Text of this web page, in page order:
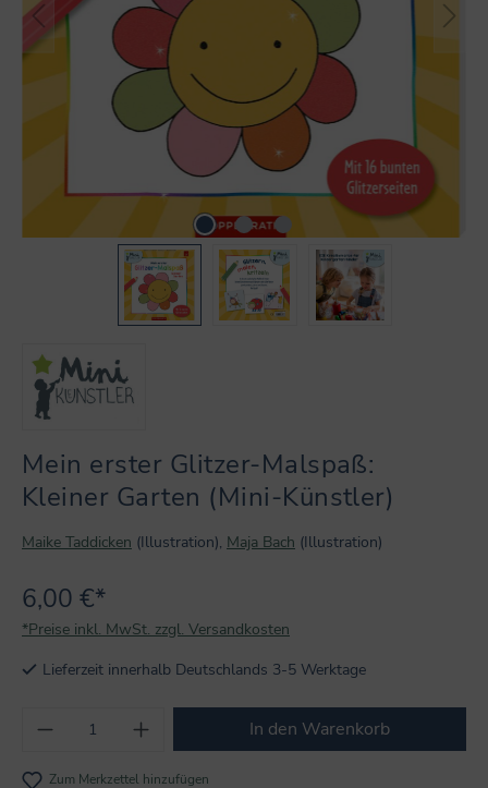
Mein erster Glitzer-Malspaß:
Kleiner Garten (Mini-Künstler)
Maike Taddicken (Illustration), Maja Bach (Illustration)
6,00 €*
*Preise inkl. MwSt. zzgl. Versandkosten
Lieferzeit innerhalb Deutschlands 3-5 Werktage
Produkt Anzahl: Gib den gewünschten
In den Warenkorb
Zum Merkzettel hinzufügen